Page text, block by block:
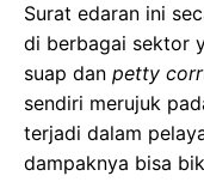
Surat edaran ini
di berbagai sektor
suap dan petty
sendiri merujuk
terjadi dalam
dampaknya bisa